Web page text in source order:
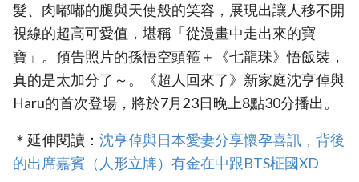
髮、肉嘟嘟的腿與天使般的笑容，展現出讓人移不開
視線的超高可愛值，堪稱「從漫畫中走出來的寶
寶」。預告照片的孫悟空頭箍＋《七龍珠》悟飯裝，
真的是太加分了～。《超人回來了》新家庭沈亨倬與
Haru的首次登場，將於7月23日晚上8點30分播出。
＊延伸閱讀： 沈亨倬與日本愛妻分享懷孕喜訊，背後
的出席嘉賓（人形立牌）有金在中跟BTS柾國XD